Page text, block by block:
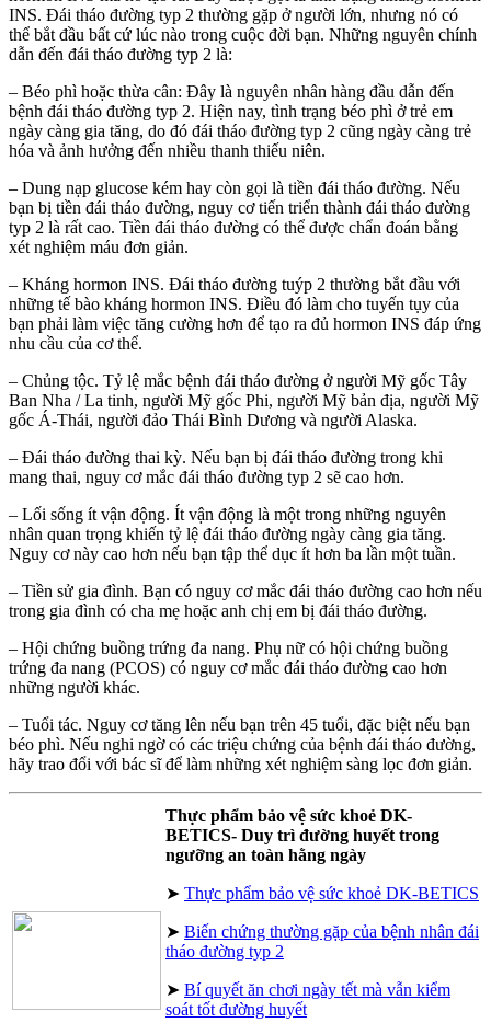
INS. Đái tháo đường typ 2 thường gặp ở người lớn, nhưng nó có
thể bắt đầu bất cứ lúc nào trong cuộc đời bạn. Những nguyên chính
dẫn đến đái tháo đường typ 2 là:
– Béo phì hoặc thừa cân: Đây là nguyên nhân hàng đầu dẫn đến
bệnh đái tháo đường typ 2. Hiện nay, tình trạng béo phì ở trẻ em
ngày càng gia tăng, do đó đái tháo đường typ 2 cũng ngày càng trẻ
hóa và ảnh hưởng đến nhiều thanh thiếu niên.
– Dung nạp glucose kém hay còn gọi là tiền đái tháo đường. Nếu
bạn bị tiền đái tháo đường, nguy cơ tiến triển thành đái tháo đường
typ 2 là rất cao. Tiền đái tháo đường có thể được chẩn đoán bằng
xét nghiệm máu đơn giản.
– Kháng hormon INS. Đái tháo đường tuýp 2 thường bắt đầu với
những tế bào kháng hormon INS. Điều đó làm cho tuyến tụy của
bạn phải làm việc tăng cường hơn để tạo ra đủ hormon INS đáp ứng
nhu cầu của cơ thể.
– Chủng tộc. Tỷ lệ mắc bệnh đái tháo đường ở người Mỹ gốc Tây
Ban Nha / La tinh, người Mỹ gốc Phi, người Mỹ bản địa, người Mỹ
gốc Á-Thái, người đảo Thái Bình Dương và người Alaska.
– Đái tháo đường thai kỳ. Nếu bạn bị đái tháo đường trong khi
mang thai, nguy cơ mắc đái tháo đường typ 2 sẽ cao hơn.
– Lối sống ít vận động. Ít vận động là một trong những nguyên
nhân quan trọng khiến tỷ lệ đái tháo đường ngày càng gia tăng.
Nguy cơ này cao hơn nếu bạn tập thể dục ít hơn ba lần một tuần.
– Tiền sử gia đình. Bạn có nguy cơ mắc đái tháo đường cao hơn nếu
trong gia đình có cha mẹ hoặc anh chị em bị đái tháo đường.
– Hội chứng buồng trứng đa nang. Phụ nữ có hội chứng buồng
trứng đa nang (PCOS) có nguy cơ mắc đái tháo đường cao hơn
những người khác.
– Tuổi tác. Nguy cơ tăng lên nếu bạn trên 45 tuổi, đặc biệt nếu bạn
béo phì. Nếu nghi ngờ có các triệu chứng của bệnh đái tháo đường,
hãy trao đổi với bác sĩ để làm những xét nghiệm sàng lọc đơn giản.
Thực phẩm bảo vệ sức khoẻ DK-
BETICS- Duy trì đường huyết trong
ngưỡng an toàn hằng ngày
➤ Thực phẩm bảo vệ sức khoẻ DK-BETICS
➤ Biến chứng thường gặp của bệnh nhân đái
tháo đường typ 2
➤ Bí quyết ăn chơi ngày tết mà vẫn kiểm
soát tốt đường huyết